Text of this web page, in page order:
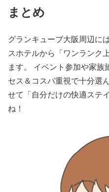
まとめ
グランキューブ大阪周辺に
スホテルから「ワンランク
ます。 イベント参加や家族
セス＆コスパ重視で十分選
せて「自分だけの快適ステ
ね！